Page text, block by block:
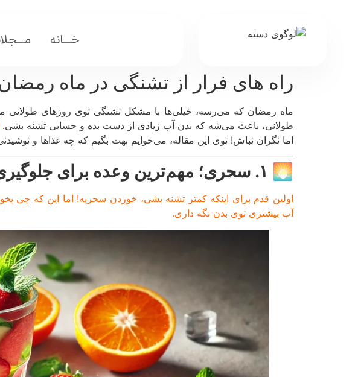
خـــانه
راه های فرار از تشنگی در ماه
ماه رمضان که می‌رسه، خیلی‌ها با مشکل تشنگی توی روزهای طولانی
طولانی، باعث می‌شه که بدن آب زیادی از دست بده و حسابی تشنه
اما نگران نباش! توی این مقاله، می‌خوایم بهت بگیم که چه غذاها و
🌅 ۱. سحری؛ مهم‌ترین وعده برای جلوگیری از تشنگی! 🍏
اولین قدم برای اینکه کمتر تشنه بشی، خوردن سحریه! اما این که
آب بیشتری توی بدن نگه داری.